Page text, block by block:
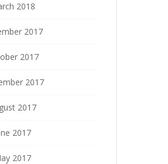
2018
2017
2017
2017
2017
2017
2017